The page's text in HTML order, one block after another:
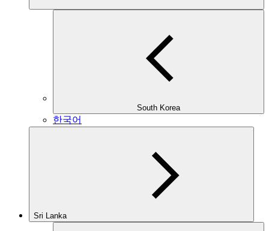
South Korea
한국어
Sri Lanka